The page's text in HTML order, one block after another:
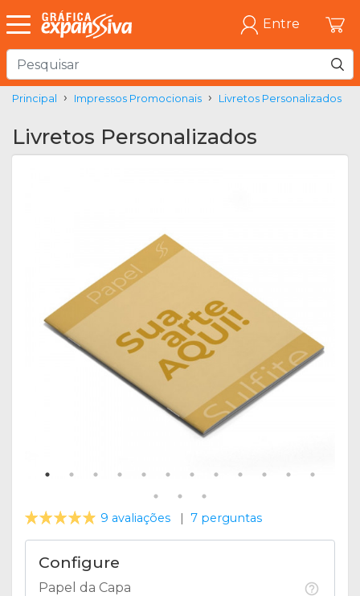
Entre
Principal Impressos Promocionais Livretos Personalizados
Livretos Personalizados
9 avaliações | 7 perguntas
Configure
Papel da Capa